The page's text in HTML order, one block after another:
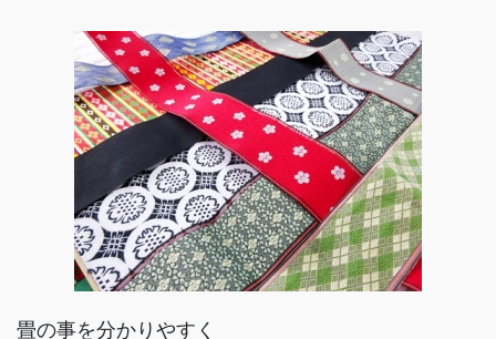
畳の事を分かりやすく